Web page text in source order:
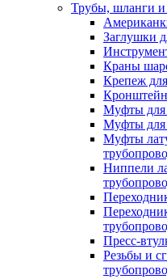
Трубы, шланги
Заглушки
Краны
Крепеж
Муфты для
Муфты для
Муфты
Ниппели
Пресс-
Резьбы и